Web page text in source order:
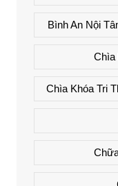
Bình An Nội
Chìa
Chìa Khóa Tri